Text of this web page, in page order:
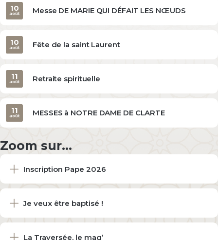
Messe DE MARIE QUI DÉFAIT LES NŒUDS
10
août
Fête de la saint Laurent
10
août
Retraite spirituelle
11
août
MESSES à NOTRE DAME DE CLARTE
11
août
Zoom sur...
Inscription Pape 2026
Je veux être baptisé !
La Traversée, le mag’